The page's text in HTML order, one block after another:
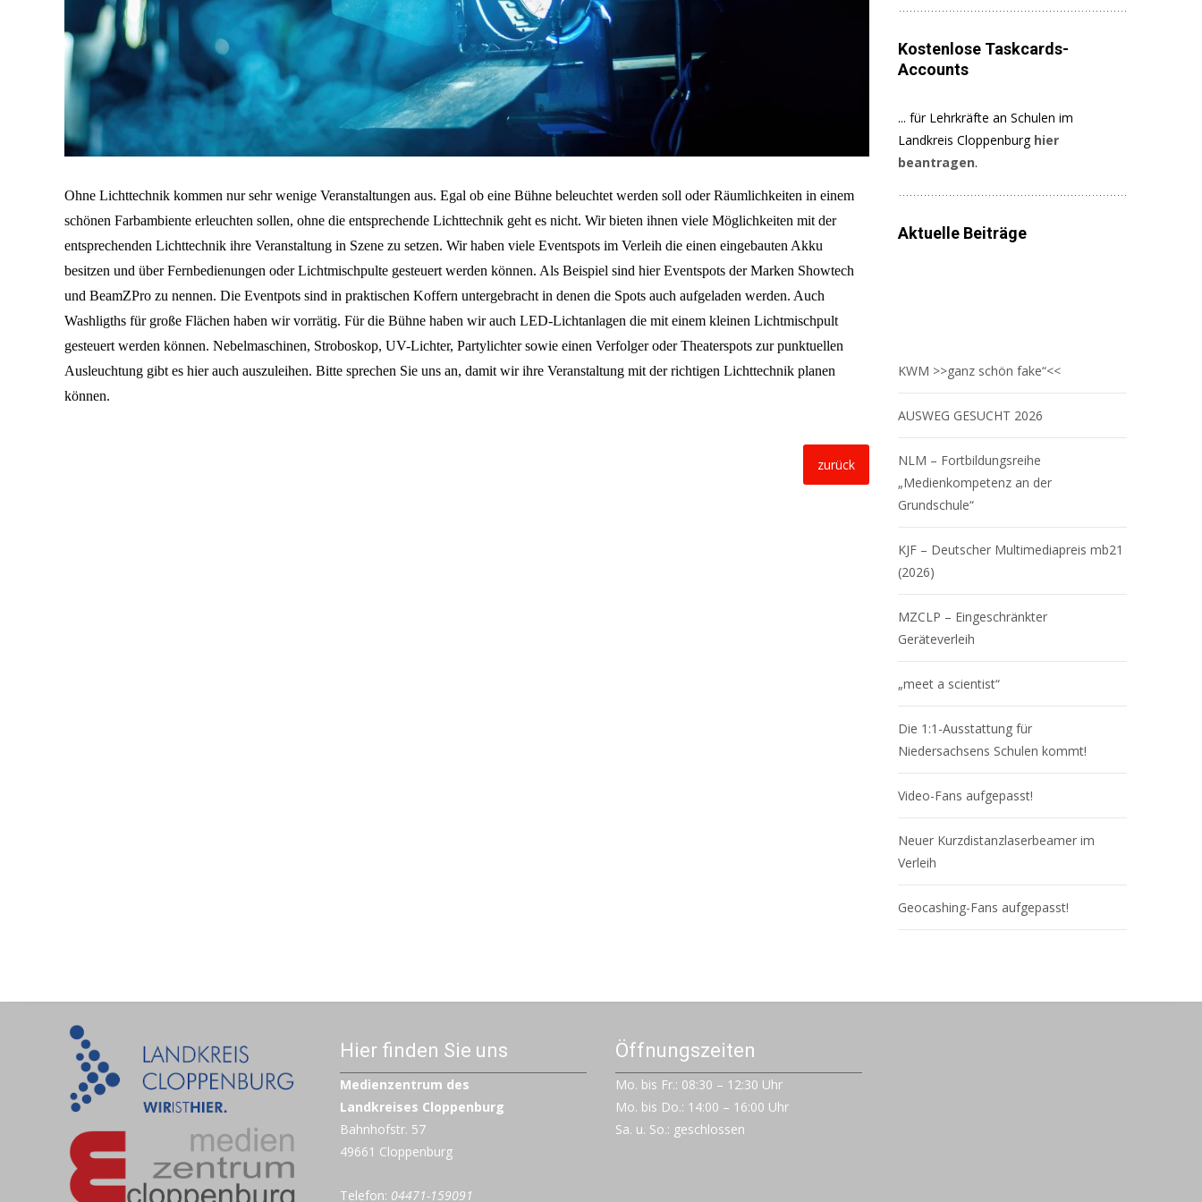
Ohne Lichttechnik kommen nur sehr wenige Veranstaltungen aus. Egal ob eine Bühne beleuchtet werden soll oder Räumlichkeiten in einem
schönen Farbambiente erleuchten sollen, ohne die entsprechende Lichttechnik geht es nicht. Wir bieten ihnen viele Möglichkeiten mit der
entsprechenden Lichttechnik ihre Veranstaltung in Szene zu setzen. Wir haben viele Eventspots im Verleih die einen eingebauten Akku
besitzen und über Fernbedienungen oder Lichtmischpulte gesteuert werden können. Als Beispiel sind hier Eventspots der Marken Showtech
und BeamZPro zu nennen. Die Eventpots sind in praktischen Koffern untergebracht in denen die Spots auch aufgeladen werden. Auch
Washligths für große Flächen haben wir vorrätig. Für die Bühne haben wir auch LED-Lichtanlagen die mit einem kleinen Lichtmischpult
gesteuert werden können. Nebelmaschinen, Stroboskop, UV-Lichter, Partylichter sowie einen Verfolger oder Theaterspots zur punktuellen
Ausleuchtung gibt es hier auch auszuleihen. Bitte sprechen Sie uns an, damit wir ihre Veranstaltung mit der richtigen Lichttechnik planen
können.
zurück
Kostenlose Taskcards-
Accounts
... für Lehrkräfte an Schulen im
Landkreis Cloppenburg hier
beantragen.
Aktuelle Beiträge
KWM >>ganz schön fake“<<
AUSWEG GESUCHT 2026
NLM – Fortbildungsreihe
„Medienkompetenz an der
Grundschule“
KJF – Deutscher Multimediapreis mb21
(2026)
MZCLP – Eingeschränkter
Geräteverleih
„meet a scientist“
Die 1:1-Ausstattung für
Niedersachsens Schulen kommt!
Video-Fans aufgepasst!
Neuer Kurzdistanzlaserbeamer im
Verleih
Geocashing-Fans aufgepasst!
Hier finden Sie uns
Medienzentrum des
Landkreises Cloppenburg
Bahnhofstr. 57
49661 Cloppenburg
Telefon: 04471-159091
Öffnungszeiten
Mo. bis Fr.: 08:30 – 12:30 Uhr
Mo. bis Do.: 14:00 – 16:00 Uhr
Sa. u. So.: geschlossen